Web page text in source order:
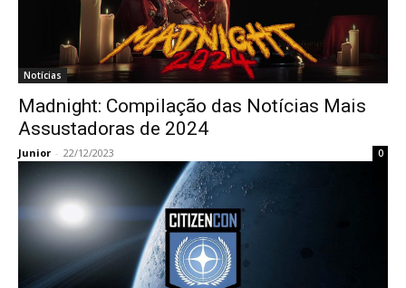
Notícias
Madnight: Compilação das Notícias Mais
Assustadoras de 2024
Junior - 22/12/2023 0